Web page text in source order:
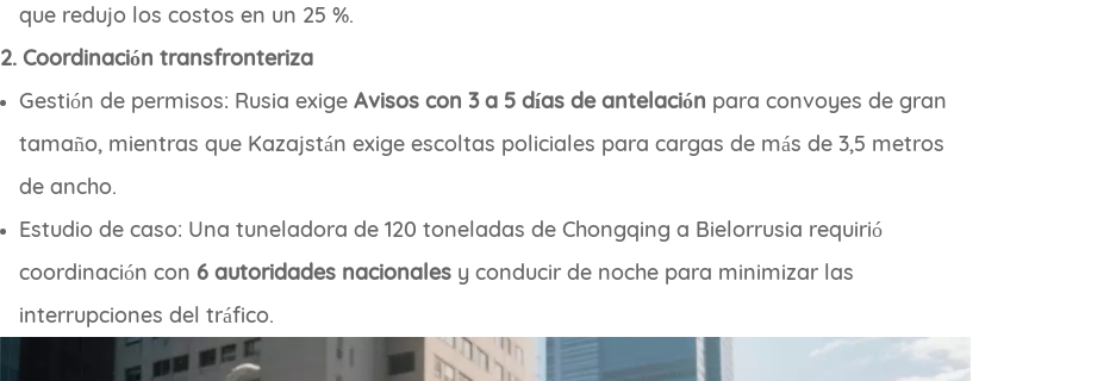
que redujo los costos en un 25 %.
2. Coordinación transfronteriza
Gestión de permisos: Rusia exigeAvisos con 3 a 5 días de antelación para convoyes de gran
tamaño, mientras que Kazajstán exige escoltas policiales para cargas de más de 3,5 metros
de ancho.
Estudio de caso: Una tuneladora de 120 toneladas de Chongqing a Bielorrusia requirió
coordinación con 6 autoridades nacionales y conducir de noche para minimizar las
interrupciones del tráfico.